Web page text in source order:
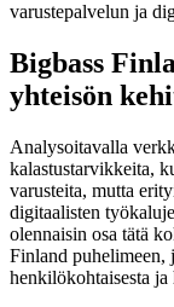
varustepalvelun ja
Bigbass
yhteisön
Analysoitavalla
kalastustarvikkeita,
varusteita, mutta
digitaalisten
olennaisin osa tätä
Finland puhelimeen,
henkilökohtaisesta ja